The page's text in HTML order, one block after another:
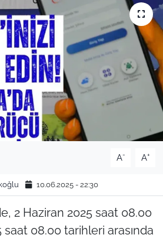
A- A+
10.06.2025 - 22:30
2 Haziran 2025 saat 08.00
saat 08.00 tarihleri arasında